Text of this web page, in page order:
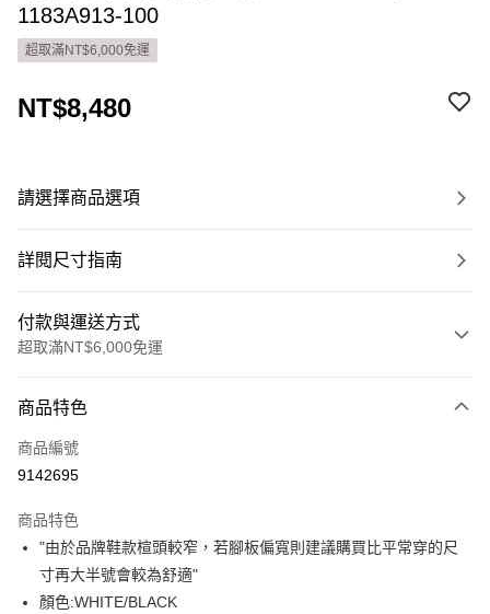
1183A913-100
超取滿NT$6,000免運
NT$8,480
請選擇商品選項
詳閱尺寸指南
付款與運送方式
超取滿NT$6,000免運
信用卡一次付款
超商取貨付款
Apple Pay
ATM付款
商品特色
商品編號
9142695
商品特色
"由於品牌鞋款楦頭較窄，若腳板偏寬則建議購買比平常穿的尺
寸再大半號會較為舒適"
顏色:WHITE/BLACK